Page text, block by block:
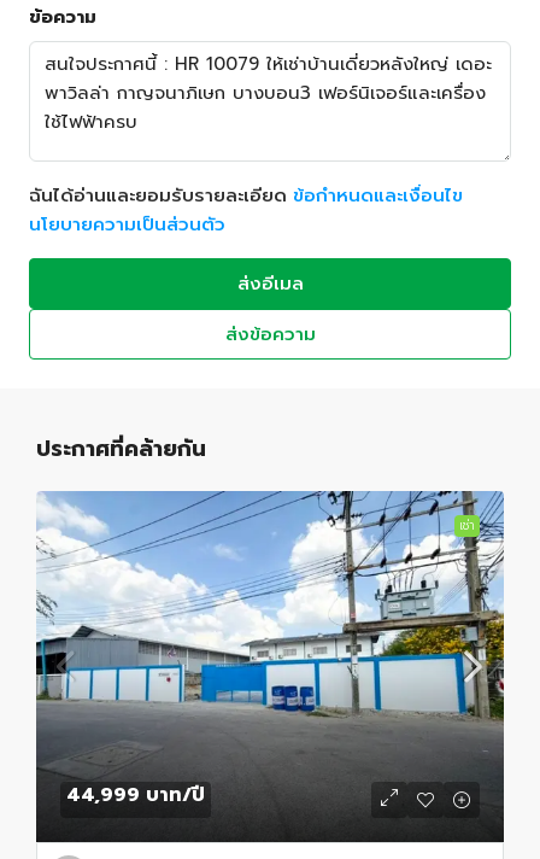
ข้อความ
ฉันได้อ่านและยอมรับรายละเอียด ข้อกำหนดและเงื่อนไข
นโยบายความเป็นส่วนตัว
ส่งอีเมล
ส่งข้อความ
ประกาศที่คล้ายกัน
เช่า
44,999 บาท/ปี